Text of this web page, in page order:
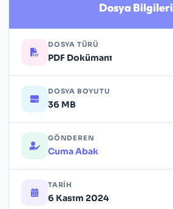
Dosya Bilgileri
DOSYA TÜRÜ
PDF Dokümanı
DOSYA BOYUTU
36 MB
GÖNDEREN
Cuma Abak
TARIH
6 Kasım 2024